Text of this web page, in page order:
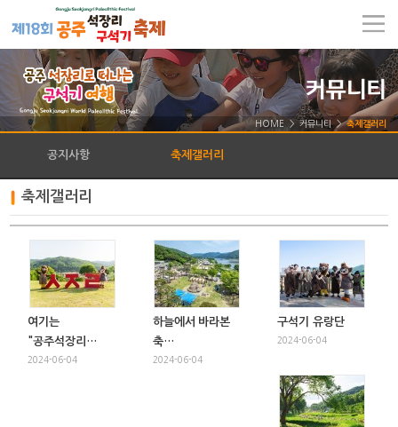
HOME > 커뮤니티 >축제갤러리
공지사항 축제갤러리
축제갤러리
여기는
"공주석장리…
2024-06-04
하늘에서 바라본
축…
2024-06-04
구석기 유랑단
2024-06-04